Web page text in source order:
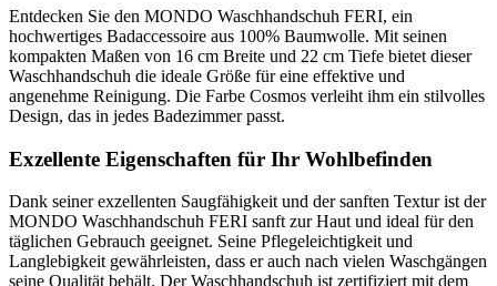
Entdecken Sie den MONDO Waschhandschuh FERI, ein
hochwertiges Badaccessoire aus 100% Baumwolle. Mit seinen
kompakten Maßen von 16 cm Breite und 22 cm Tiefe bietet dieser
Waschhandschuh die ideale Größe für eine effektive und
angenehme Reinigung. Die Farbe Cosmos verleiht ihm ein stilvolles
Design, das in jedes Badezimmer passt.
Exzellente Eigenschaften für Ihr Wohlbefinden
Dank seiner exzellenten Saugfähigkeit und der sanften Textur ist der
MONDO Waschhandschuh FERI sanft zur Haut und ideal für den
täglichen Gebrauch geeignet. Seine Pflegeleichtigkeit und
Langlebigkeit gewährleisten, dass er auch nach vielen Waschgängen
seine Qualität behält. Der Waschhandschuh ist zertifiziert mit dem